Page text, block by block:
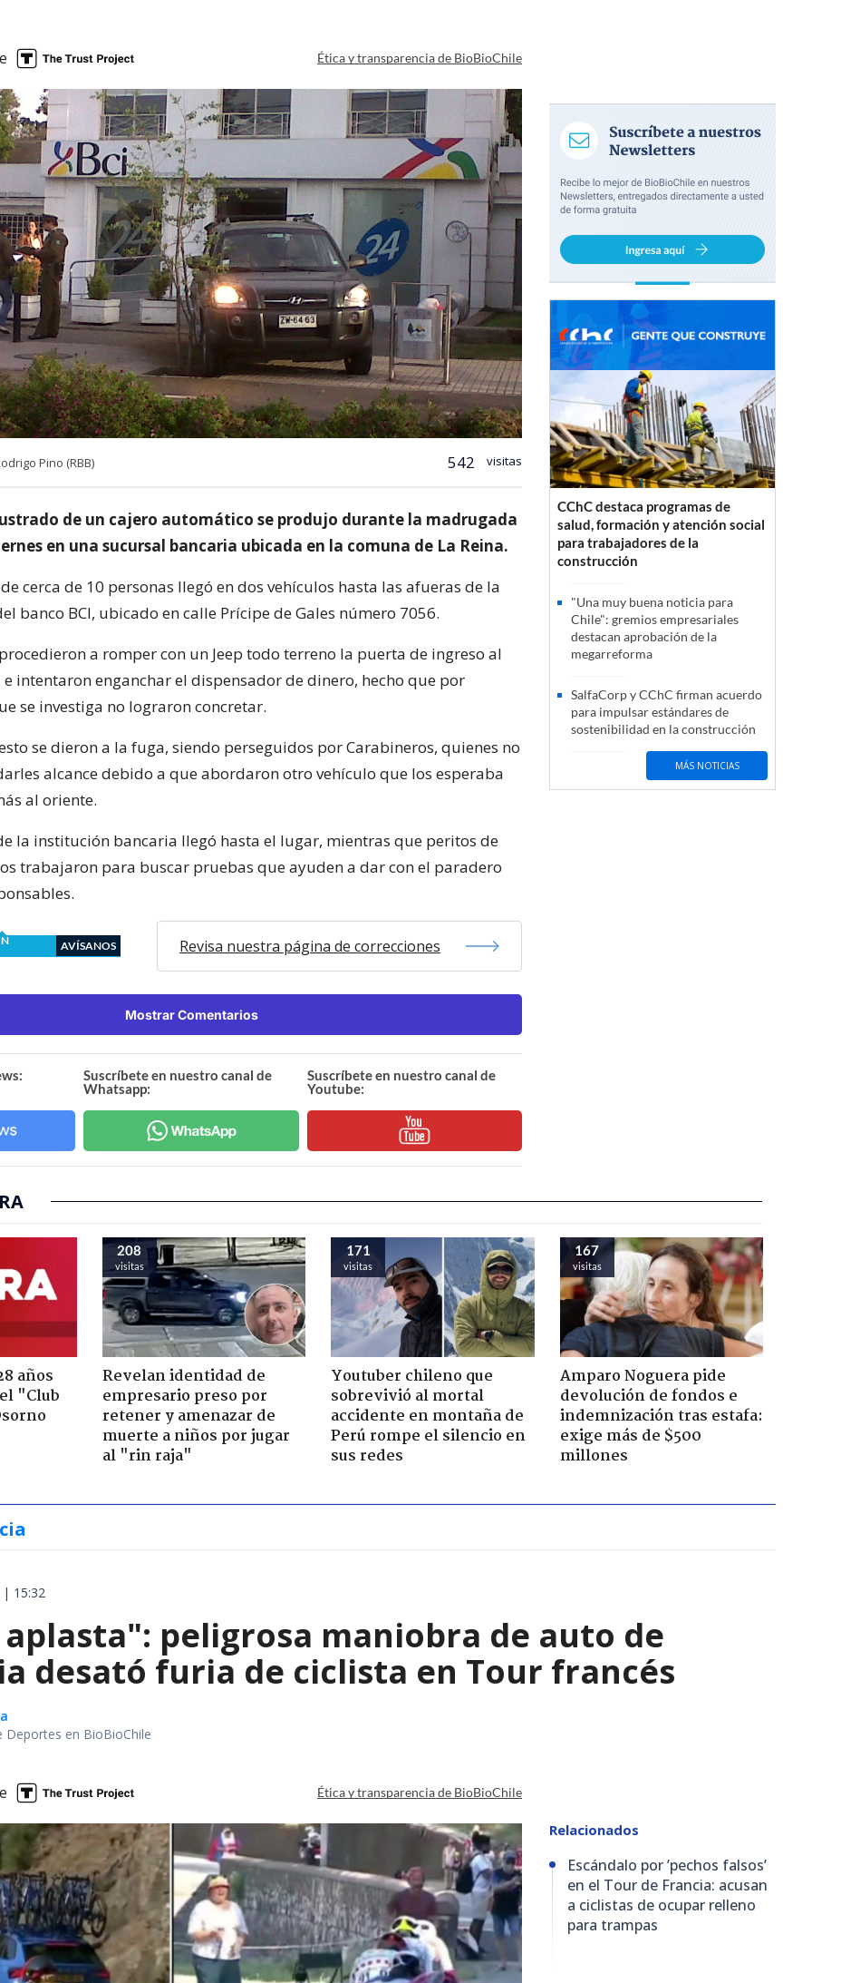
Ética y transparencia de BioBioChile
Pino (RBB) 542 visitas
de un cajero automático se produjo durante la madrugada
en una sucursal bancaria ubicada en la comuna de La Reina.
cerca de 10 personas llegó en dos vehículos hasta las afueras de la
banco BCI, ubicado en calle Prícipe de Gales número 7056.
a romper con un Jeep todo terreno la puerta de ingreso al
intentaron enganchar el dispensador de dinero, hecho que por
se investiga no lograron concretar.
se dieron a la fuga, siendo perseguidos por Carabineros, quienes no
alcance debido a que abordaron otro vehículo que los esperaba
al oriente.
la institución bancaria llegó hasta el lugar, mientras que peritos de
trabajaron para buscar pruebas que ayuden a dar con el paradero
AVÍSANOS Revisa nuestra página de correcciones
Mostrar Comentarios
Suscríbete en nuestro canal de
Whatsapp:
Suscríbete en nuestro canal de
Youtube:
CChC destaca programas de
salud, formación y atención social
para trabajadores de la
construcción
"Una muy buena noticia para
Chile": gremios empresariales
destacan aprobación de la
megarreforma
SalfaCorp y CChC firman acuerdo
para impulsar estándares de
sostenibilidad en la construcción
MÁS NOTICIAS
años
"Club
208
visitas
Revelan identidad de
empresario preso por
retener y amenazar de
muerte a niños por jugar
al "rin raja"
171
visitas
Youtuber chileno que
sobrevivió al mortal
accidente en montaña de
Perú rompe el silencio en
sus redes
167
visitas
Amparo Noguera pide
devolución de fondos e
indemnización tras estafa:
exige más de $500
millones
| 15:32
aplasta": peligrosa maniobra de auto de
desató furia de ciclista en Tour francés
Deportes en BioBioChile
Ética y transparencia de BioBioChile
Relacionados
Escándalo por ’pechos falsos’
en el Tour de Francia: acusan
a ciclistas de ocupar relleno
para trampas